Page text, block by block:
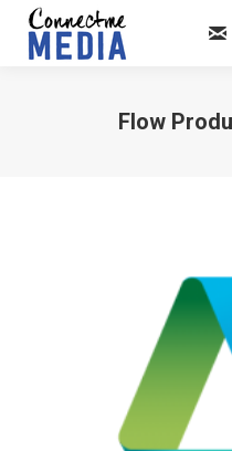
Flow